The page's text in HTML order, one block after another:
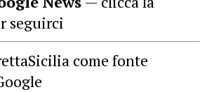
seguirci
come fonte